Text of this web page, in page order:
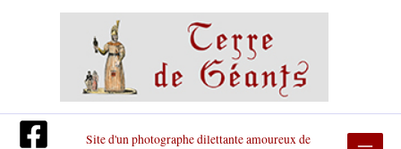
Site d'un photographe dilettante amoureux de